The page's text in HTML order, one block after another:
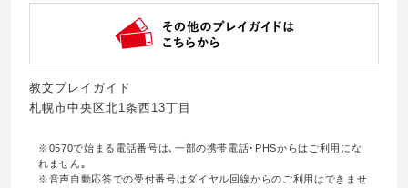
教文プレイガイド
札幌市中央区北1条西13丁目
※0570で始まる電話番号は､一部の携帯電話･PHSからはご利用にな
れません｡
※音声自動応答での受付番号はダイヤル回線からのご利用はできませ